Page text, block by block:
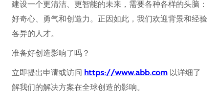
建设一个更清洁、更智能的未来，需要各种各样的头脑：
好奇心、勇气和创造力。正因如此，我们欢迎背景和经验
各异的人才。
准备好创造影响了吗？
立即提出申请或访问 https://www.abb.com 以详细了
解我们的解决方案在全球创造的影响。